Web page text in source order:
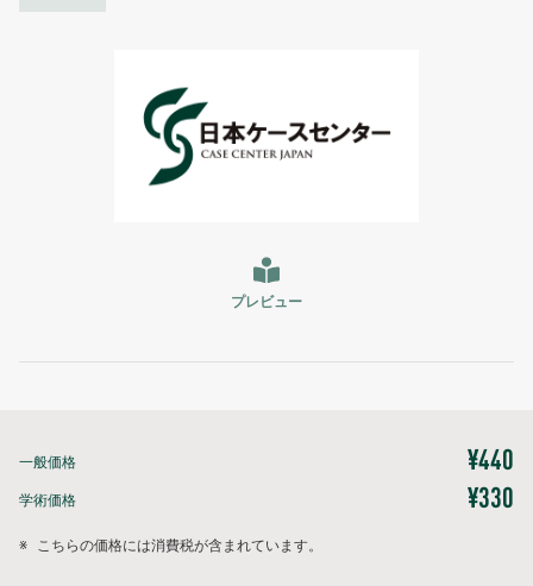
プレビュー
一般価格 ¥440
学術価格 ¥330
※ こちらの価格には消費税が含まれています。